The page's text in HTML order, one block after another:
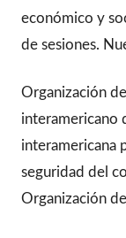
económico y
de sesiones.
Organización
interamericano
interamericana
seguridad del
Organización